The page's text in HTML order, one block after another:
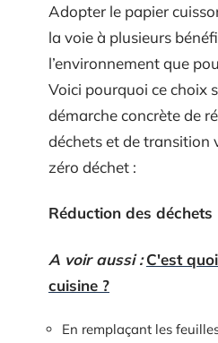
Adopter le papier
la voie à plusieurs
l’environnement que
Voici pourquoi ce choix
démarche concrète de
déchets et de transition
zéro déchet :
Réduction des déchets
A voir aussi : C'est
cuisine ?
En remplaçant les